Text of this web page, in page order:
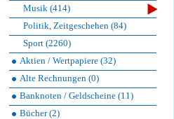
Musik (414)
Politik, Zeitgeschehen (84)
Sport (2260)
Aktien / Wertpapiere (32)
Alte Rechnungen (0)
Banknoten / Geldscheine (11)
Bücher (2)